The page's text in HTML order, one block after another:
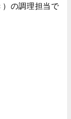
の調理担当で